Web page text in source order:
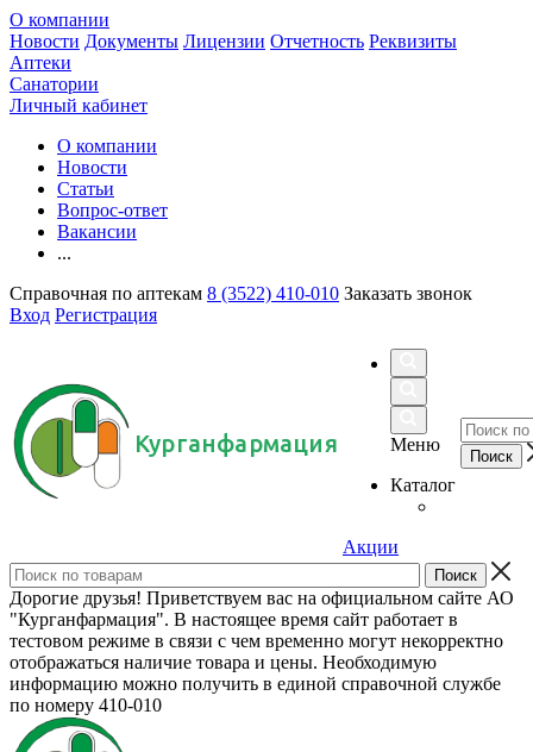
О компании
Новости Документы Лицензии Отчетность Реквизиты
Аптеки
Санатории
Личный кабинет
О компании
Новости
Статьи
Вопрос-ответ
Вакансии
...
Справочная по аптекам 8 (3522) 410-010 Заказать звонок
Вход Регистрация
Курганфармация
Меню
Каталог
Акции
Дорогие друзья! Приветствуем вас на официальном сайте АО
"Курганфармация". В настоящее время сайт работает в
тестовом режиме в связи с чем временно могут некорректно
отображаться наличие товара и цены. Необходимую
информацию можно получить в единой справочной службе
по номеру 410-010